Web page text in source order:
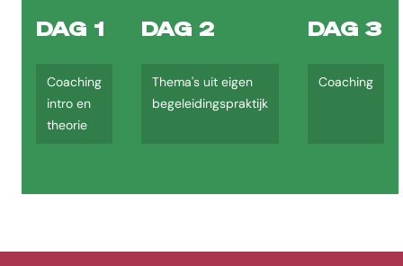
DAG 1
Coaching
intro en
theorie
DAG 2
Thema's uit eigen
begeleidingspraktijk
DAG 3
Coaching